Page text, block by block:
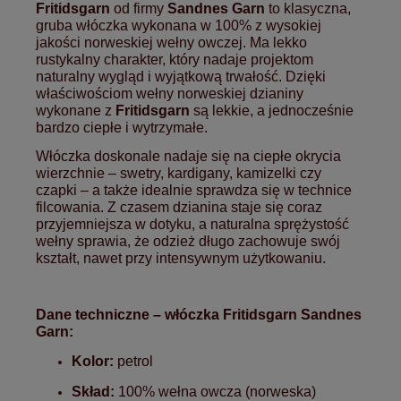
Fritidsgarn od firmy Sandnes Garn to klasyczna,
gruba włóczka wykonana w 100% z wysokiej
jakości norweskiej wełny owczej. Ma lekko
rustykalny charakter, który nadaje projektom
naturalny wygląd i wyjątkową trwałość. Dzięki
właściwościom wełny norweskiej dzianiny
wykonane z Fritidsgarn są lekkie, a jednocześnie
bardzo ciepłe i wytrzymałe.
Włóczka doskonale nadaje się na ciepłe okrycia
wierzchnie – swetry, kardigany, kamizelki czy
czapki – a także idealnie sprawdza się w technice
filcowania. Z czasem dzianina staje się coraz
przyjemniejsza w dotyku, a naturalna sprężystość
wełny sprawia, że odzież długo zachowuje swój
kształt, nawet przy intensywnym użytkowaniu.
Dane techniczne – włóczka Fritidsgarn Sandnes
Garn:
Kolor: petrol
Skład: 100% wełna owcza (norweska)